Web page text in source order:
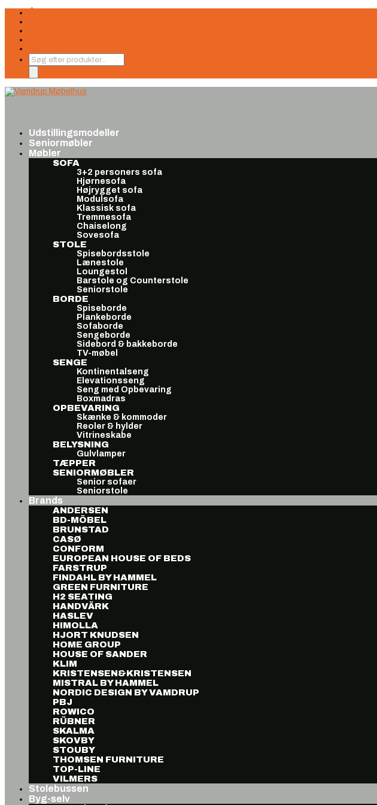
Products
search
Udstillingsmodeller
Seniormøbler
Møbler
SOFA
3+2 personers sofa
Hjørnesofa
Højrygget sofa
Modulsofa
Klassisk sofa
Tremmesofa
Chaiselong
Sovesofa
STOLE
Spisebordsstole
Lænestole
Loungestol
Barstole og Counterstole
Seniorstole
BORDE
Spiseborde
Plankeborde
Sofaborde
Sengeborde
Sidebord & bakkeborde
TV-møbel
SENGE
Kontinentalseng
Elevationsseng
Seng med Opbevaring
Boxmadras
OPBEVARING
Skænke & kommoder
Reoler & hylder
Vitrineskabe
BELYSNING
Gulvlamper
TÆPPER
SENIORMØBLER
Senior sofaer
Seniorstole
Brands
ANDERSEN
BD-MÖBEL
BRUNSTAD
CASØ
CONFORM
EUROPEAN HOUSE OF BEDS
FARSTRUP
FINDAHL BY HAMMEL
GREEN FURNITURE
H2 SEATING
HANDVÄRK
HASLEV
HIMOLLA
HJORT KNUDSEN
HOME GROUP
HOUSE OF SANDER
KLIM
KRISTENSEN&KRISTENSEN
MISTRAL BY HAMMEL
NORDIC DESIGN BY VAMDRUP
PBJ
ROWICO
RÜBNER
SKALMA
SKOVBY
STOUBY
THOMSEN FURNITURE
TOP-LINE
VILMERS
Stolebussen
Byg-selv